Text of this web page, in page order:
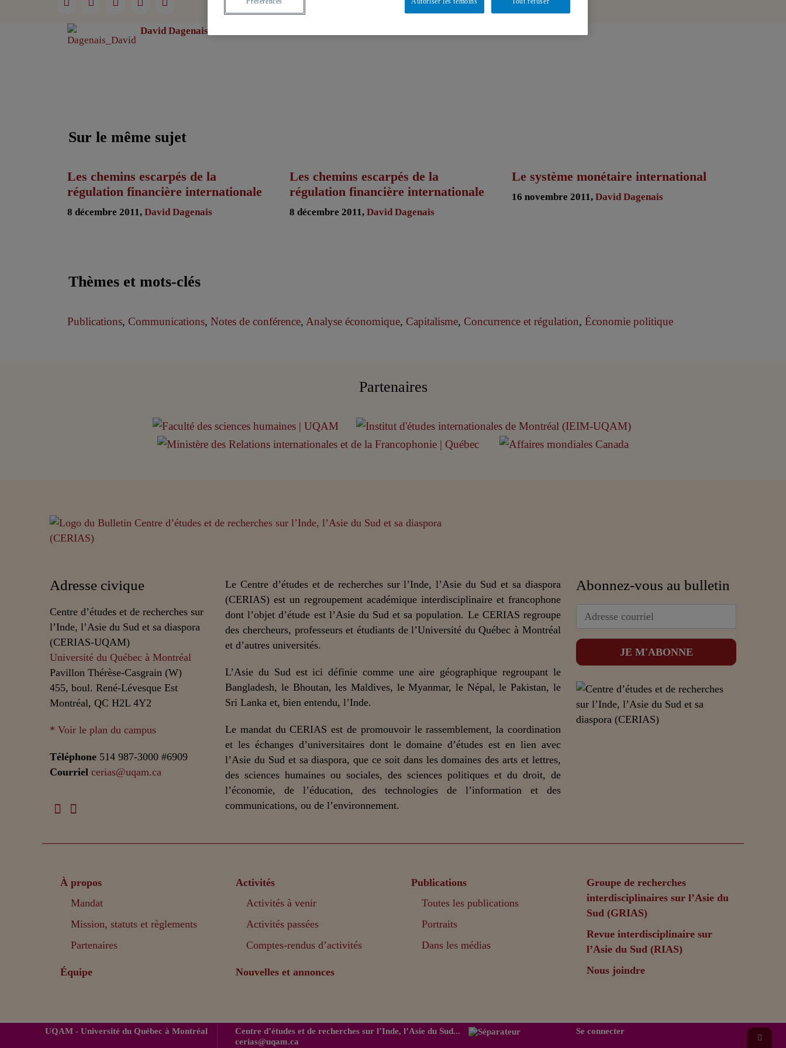
David Dagenais
Sur le même sujet
Les chemins escarpés de la
régulation financière internationale
8 décembre 2011, David Dagenais
Les chemins escarpés de la
régulation financière internationale
8 décembre 2011,David Dagenais
Le système monétaire international
16 novembre 2011,David Dagenais
Thèmes et mots-clés
Publications, Communications, Notes de conférence, Analyse économique, Capitalisme, Concurrence et régulation, Économie politique
Partenaires
Adresse civique
Centre d’études et de recherches sur
l’Inde, l’Asie du Sud et sa diaspora
(CERIAS-UQAM)
Université du Québec à Montréal
Pavillon Thérèse-Casgrain (W)
455, boul. René-Lévesque Est
Montréal, QC H2L 4Y2
* Voir le plan du campus
Téléphone 514 987-3000 #6909
Courriel cerias@uqam.ca
Le Centre d’études et de recherches sur l’Inde, l’Asie du Sud et sa diaspora
(CERIAS) est un regroupement académique interdisciplinaire et francophone
dont l’objet d’étude est l’Asie du Sud et sa population. Le CERIAS regroupe
des chercheurs, professeurs et étudiants de l’Université du Québec à Montréal
et d’autres universités.
L’Asie du Sud est ici définie comme une aire géographique regroupant le
Bangladesh, le Bhoutan, les Maldives, le Myanmar, le Népal, le Pakistan, le
Sri Lanka et, bien entendu, l’Inde.
Le mandat du CERIAS est de promouvoir le rassemblement, la coordination
et les échanges d’universitaires dont le domaine d’études est en lien avec
l’Asie du Sud et sa diaspora, que ce soit dans les domaines des arts et lettres,
des sciences humaines ou sociales, des sciences politiques et du droit, de
l’économie, de l’éducation, des technologies de l’information et des
communications, ou de l’environnement.
Abonnez-vous au bulletin
À propos
Mandat
Mission, statuts et règlements
Partenaires
Équipe
Activités
Activités à venir
Activités passées
Comptes-rendus d’activités
Nouvelles et annonces
Publications
Toutes les publications
Portraits
Dans les médias
Groupe de recherches
interdisciplinaires sur l’Asie du
Sud (GRIAS)
Revue interdisciplinaire sur
l’Asie du Sud (RIAS)
Nous joindre
UQAM - Université du Québec à Montréal
Centre d’études et de recherches sur l’Inde, l’Asie du Sud...
cerias@uqam.ca
Se connecter